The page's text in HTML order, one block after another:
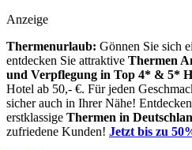
Anzeige
Thermenurlaub: Gönnen Sie sich
entdecken Sie attraktive Thermen
und Verpflegung in Top 4* & 5*
Hotel ab 50,- €. Für jeden
sicher auch in Ihrer Nähe!
erstklassige Thermen in
zufriedene Kunden! Jetzt bis zu